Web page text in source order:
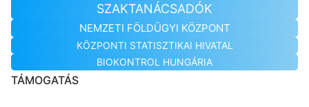
SZAKTANÁCSADÓK
NEMZETI FÖLDÜGYI KÖZPONT
KÖZPONTI STATISZTIKAI HIVATAL
BIOKONTROL HUNGÁRIA
TÁMOGATÁS